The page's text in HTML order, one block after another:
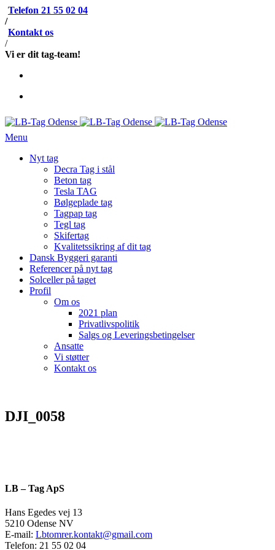
Telefon 21 55 02 04
/
Kontakt os
/
Vi er dit tag-team!
Menu
Nyt tag
Decra Tag i stål
Beton tag
Tesla TAG
Bølgeplade tag
Tagpap tag
Tegl tag
Skifertag
Kvalitetssikring af dit tag
Dansk Byggeri garanti
Referencer på nyt tag
Solceller på taget
Profil
Om os
2021 plan
Privatlivspolitik
Salgs og Leveringsbetingelser
Ansatte
Vi støtter
Kontakt os
DJI_0058
LB – Tag ApS
Hans Egedes vej 13
5210 Odense NV
E-mail: Lbtomrer.kontakt@gmail.com
Telefon: 21 55 02 04